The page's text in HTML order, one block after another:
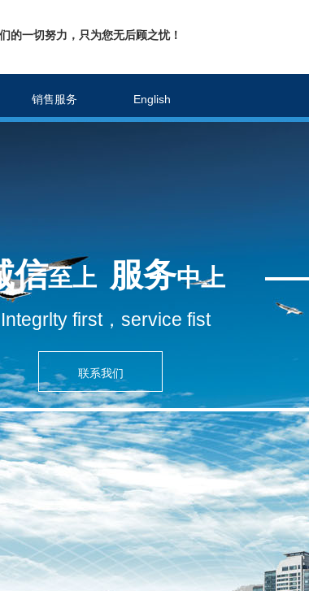
信至上 服务中上
Integrlty first，service fist
销售服务 English
联系我们
的一切努力，只为您无后顾之忧！